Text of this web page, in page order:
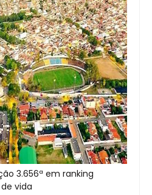
3.656ª em ranking
vida